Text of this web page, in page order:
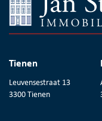
Tienen
Leuvensestraat 13
3300 Tienen